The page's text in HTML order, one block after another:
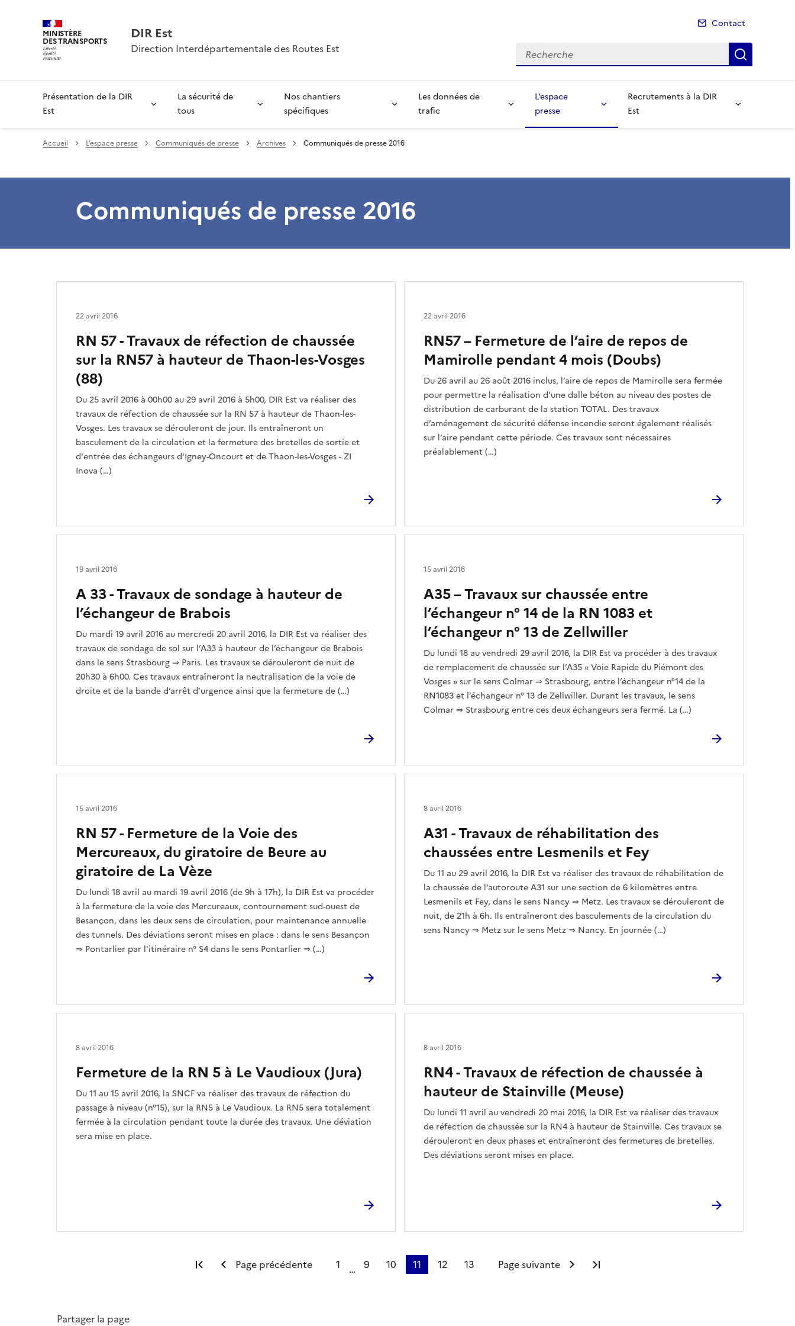
MINISTÈRE
DES TRANSPORTS DIR Est
Direction Interdépartementale des Routes Est
Contact
Recherche
Présentation de la DIR
Est
La sécurité de
tous
Nos chantiers
spécifiques
Les données de
trafic
L’espace
presse
Recrutements à la DIR
Est
Accueil L’espace presse Communiqués de presse Archives Communiqués de presse 2016
Communiqués de presse 2016
RN 57 - Travaux de réfection de chaussée
sur la RN57 à hauteur de Thaon-les-Vosges
(88)
Du 25 avril 2016 à 00h00 au 29 avril 2016 à 5h00, DIR Est va réaliser des
travaux de réfection de chaussée sur la RN 57 à hauteur de Thaon-les-
Vosges. Les travaux se dérouleront de jour. Ils entraîneront un
basculement de la circulation et la fermeture des bretelles de sortie et
d'entrée des échangeurs d'Igney-Oncourt et de Thaon-les-Vosges - ZI
Inova (…)
22 avril 2016
RN57 – Fermeture de l’aire de repos de
Mamirolle pendant 4 mois (Doubs)
Du 26 avril au 26 août 2016 inclus, l’aire de repos de Mamirolle sera fermée
pour permettre la réalisation d’une dalle béton au niveau des postes de
distribution de carburant de la station TOTAL. Des travaux
d’aménagement de sécurité défense incendie seront également réalisés
sur l’aire pendant cette période. Ces travaux sont nécessaires
préalablement (…)
22 avril 2016
A 33 - Travaux de sondage à hauteur de
l’échangeur de Brabois
Du mardi 19 avril 2016 au mercredi 20 avril 2016, la DIR Est va réaliser des
travaux de sondage de sol sur l’A33 à hauteur de l’échangeur de Brabois
dans le sens Strasbourg ⇒ Paris. Les travaux se dérouleront de nuit de
20h30 à 6h00. Ces travaux entraîneront la neutralisation de la voie de
droite et de la bande d’arrêt d’urgence ainsi que la fermeture de (…)
19 avril 2016
A35 – Travaux sur chaussée entre
l’échangeur n° 14 de la RN 1083 et
l’échangeur n° 13 de Zellwiller
Du lundi 18 au vendredi 29 avril 2016, la DIR Est va procéder à des travaux
de remplacement de chaussée sur l’A35 « Voie Rapide du Piémont des
Vosges » sur le sens Colmar ⇒ Strasbourg, entre l’échangeur n°14 de la
RN1083 et l’échangeur n° 13 de Zellwiller. Durant les travaux, le sens
Colmar ⇒ Strasbourg entre ces deux échangeurs sera fermé. La (…)
15 avril 2016
RN 57 - Fermeture de la Voie des
Mercureaux, du giratoire de Beure au
giratoire de La Vèze
Du lundi 18 avril au mardi 19 avril 2016 (de 9h à 17h), la DIR Est va procéder
à la fermeture de la voie des Mercureaux, contournement sud-ouest de
Besançon, dans les deux sens de circulation, pour maintenance annuelle
des tunnels. Des déviations seront mises en place : dans le sens Besançon
⇒ Pontarlier par l'itinéraire n° S4 dans le sens Pontarlier ⇒ (…)
15 avril 2016
A31 - Travaux de réhabilitation des
chaussées entre Lesmenils et Fey
Du 11 au 29 avril 2016, la DIR Est va réaliser des travaux de réhabilitation de
la chaussée de l’autoroute A31 sur une section de 6 kilomètres entre
Lesmenils et Fey, dans le sens Nancy ⇒ Metz. Les travaux se dérouleront de
nuit, de 21h à 6h. Ils entraîneront des basculements de la circulation du
sens Nancy ⇒ Metz sur le sens Metz ⇒ Nancy. En journée (…)
8 avril 2016
Fermeture de la RN 5 à Le Vaudioux (Jura)
Du 11 au 15 avril 2016, la SNCF va réaliser des travaux de réfection du
passage à niveau (n°15), sur la RN5 à Le Vaudioux. La RN5 sera totalement
fermée à la circulation pendant toute la durée des travaux. Une déviation
sera mise en place.
8 avril 2016
RN4 - Travaux de réfection de chaussée à
hauteur de Stainville (Meuse)
Du lundi 11 avril au vendredi 20 mai 2016, la DIR Est va réaliser des travaux
de réfection de chaussée sur la RN4 à hauteur de Stainville. Ces travaux se
dérouleront en deux phases et entraîneront des fermetures de bretelles.
Des déviations seront mises en place.
8 avril 2016
Première page
Page précédente 1 … 9 10 11 12 13 Page suivante
Partager la page